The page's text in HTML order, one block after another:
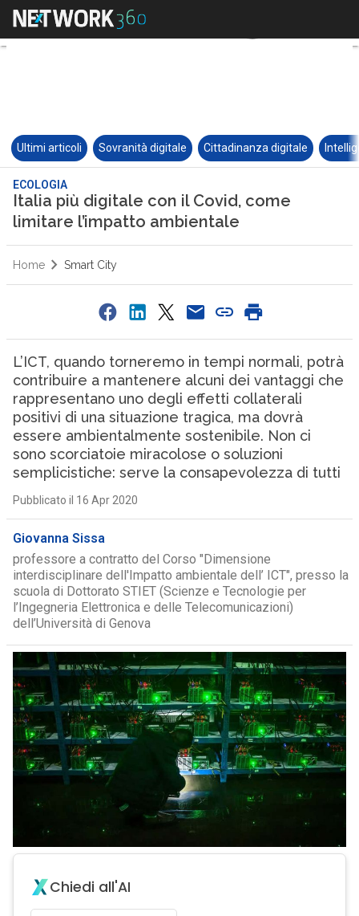
Ultimi articoli Sovranità digitale Cittadinanza digitale
ECOLOGIA
Italia più digitale con il Covid, come
limitare l’impatto ambientale
Home Smart City
L’ICT, quando torneremo in tempi normali, potrà
contribuire a mantenere alcuni dei vantaggi che
rappresentano uno degli effetti collaterali
positivi di una situazione tragica, ma dovrà
essere ambientalmente sostenibile. Non ci
sono scorciatoie miracolose o soluzioni
semplicistiche: serve la consapevolezza di tutti
Pubblicato il 16 Apr 2020
Giovanna Sissa
professore a contratto del Corso "Dimensione
interdisciplinare dell'Impatto ambientale dell’ ICT", presso la
scuola di Dottorato STIET (Scienze e Tecnologie per
l’Ingegneria Elettronica e delle Telecomunicazioni)
dell’Università di Genova
Chiedi all'AI